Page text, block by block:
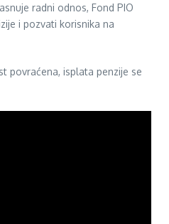
radni odnos, Fond PIO
i pozvati korisnika na
povraćena, isplata penzije se